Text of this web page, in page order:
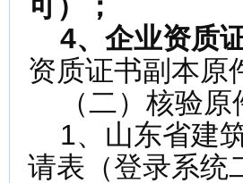
4、企业资质
资质证书副本原
（二）核验原
1、山东省建
请表（登录系统